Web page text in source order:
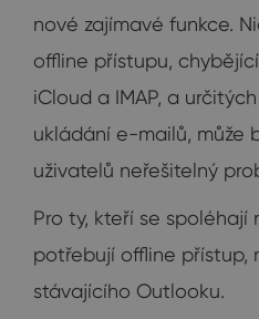
nové zajímavé funkce.
offline přístupu,
iCloud a IMAP, a
ukládání e-mailů, může
uživatelů neřešitelný
Pro ty, kteří se
potřebují offline přístup,
stávajícího Outlooku.